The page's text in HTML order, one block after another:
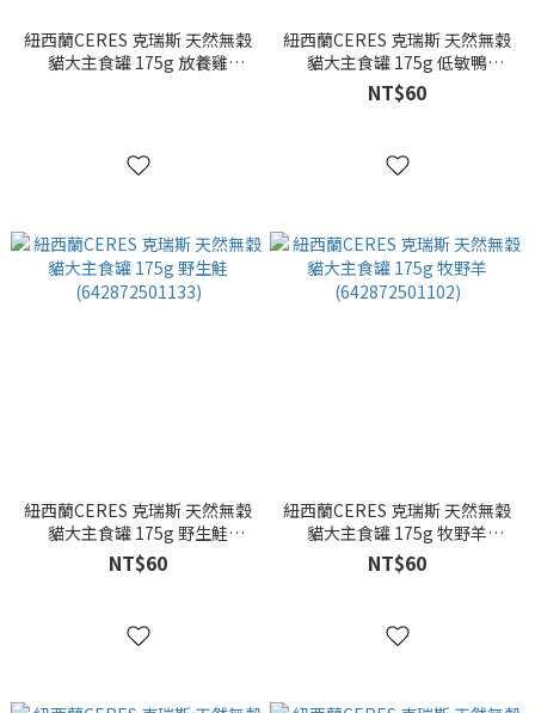
紐西蘭CERES 克瑞斯 天然無穀
貓大主食罐 175g 放養雞
紐西蘭CERES 克瑞斯 天然無穀
貓大主食罐 175g 低敏鴨
(642872501072)
NT$60
紐西蘭CERES 克瑞斯 天然無穀
貓大主食罐 175g 野生鮭
(642872501133)
NT$60
紐西蘭CERES 克瑞斯 天然無穀
貓大主食罐 175g 牧野羊
(642872501102)
NT$60